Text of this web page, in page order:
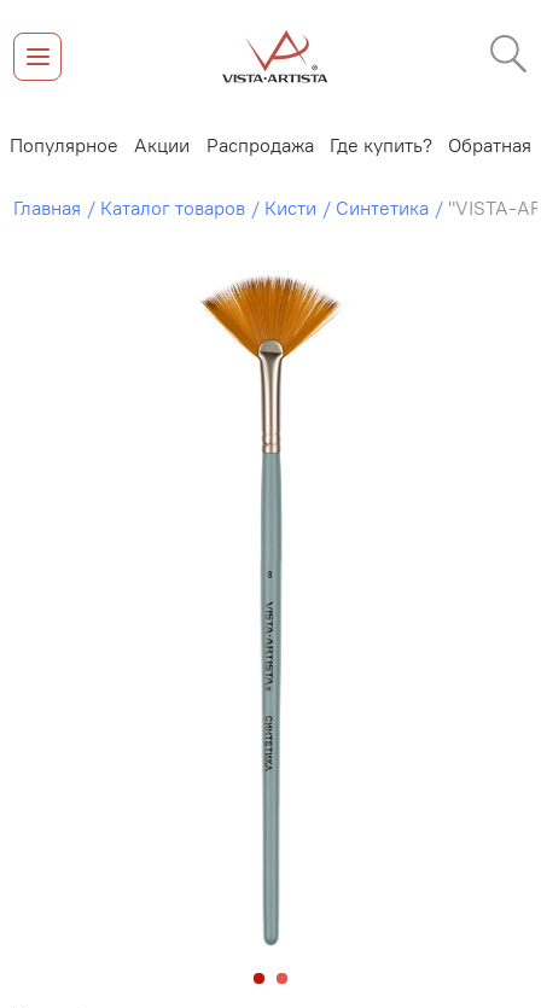
Популярное Акции Распродажа Где купить?
Главная Каталог товаров Кисти Синтетика "VISTA-